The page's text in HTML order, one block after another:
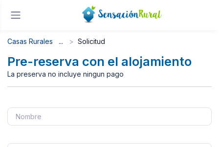
Casas Rurales Solicitud
Pre-reserva con el alojamiento
La preserva no incluye ningun pago